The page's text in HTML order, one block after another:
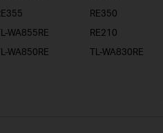
RE350
WA855RE
RE210
WA850RE
TL-WA830RE